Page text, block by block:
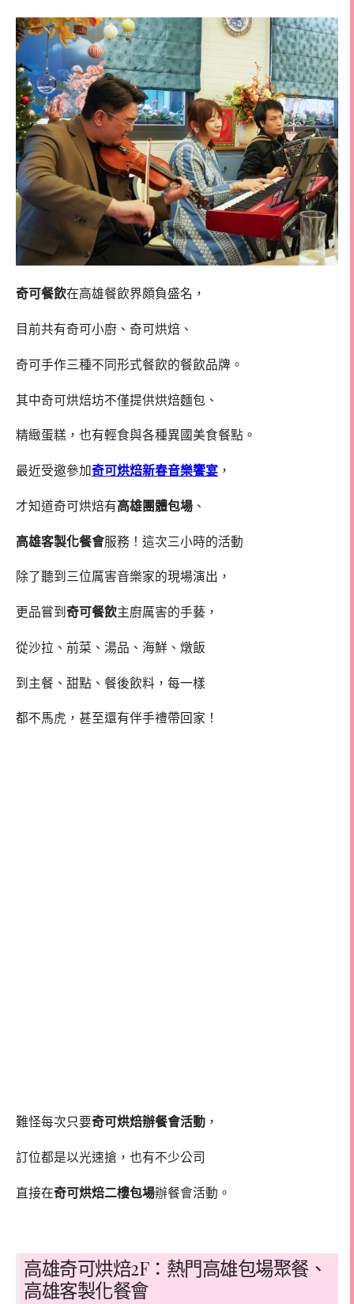
奇可餐飲在高雄餐飲界頗負盛名，
目前共有奇可小廚、奇可烘焙、
奇可手作三種不同形式餐飲的餐飲品牌。
其中奇可烘焙坊不僅提供烘焙麵包、
精緻蛋糕，也有輕食與各種異國美食餐點。
最近受邀參加奇可烘焙新春音樂饗宴 ，
才知道奇可烘焙有高雄團體包場 、
高雄客製化餐會服務！這次三小時的活動
除了聽到三位厲害音樂家的現場演出，
更品嘗到 奇可餐飲主廚厲害的手藝，
從沙拉、前菜、湯品、海鮮、燉飯
到主餐、甜點、餐後飲料，每一樣
都不馬虎，甚至還有伴手禮帶回家！
難怪每次只要奇可烘焙辦餐會活動 ，
訂位都是以光速搶，也有不少公司
直接在奇可烘焙二樓包場辦餐會活動。
高雄奇可烘焙2F：熱門高雄包場聚餐、
高雄客製化餐會